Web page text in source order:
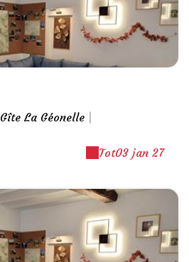
Gîte La Géonelle
Tot03 jan 27